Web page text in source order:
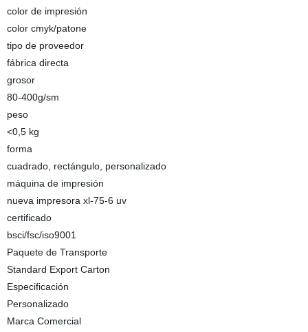
color de impresión
color cmyk/patone
tipo de proveedor
fábrica directa
grosor
80-400g/sm
peso
<0,5 kg
forma
cuadrado, rectángulo, personalizado
máquina de impresión
nueva impresora xl-75-6 uv
certificado
bsci/fsc/iso9001
Paquete de Transporte
Standard Export Carton
Especificación
Personalizado
Marca Comercial